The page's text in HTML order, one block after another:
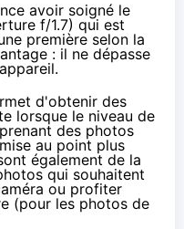
avoir soigné le
f/1.7) qui est
première selon la
: il ne dépasse
d'obtenir des
lorsque le niveau de
des photos
au point plus
également de la
qui souhaitent
ou profiter
(pour les photos de